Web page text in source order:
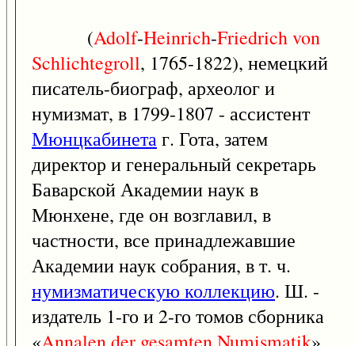
(Adolf-Heinrich-Friedrichvon
Schlichtegroll, 1765-1822), немецкий
писатель-биограф, археолог и
нумизмат, в 1799-1807 - ассистент
Мюнцкабинетаг. Гота, затем
директор и генеральный секретарь
Баварской Академии наук в
Мюнхене, где он возглавил, в
частности, все принадлежавшие
Академии наук собрания, в т. ч.
нумизматическую коллекцию. Ш. -
издатель 1-го и 2-го томов сборника